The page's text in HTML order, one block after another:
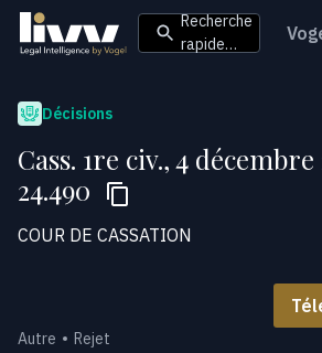
Recherche
rapide…
Décisions
Cass. 1re civ., 4 décembre
24.490
COUR DE CASSATION
Autre Rejet